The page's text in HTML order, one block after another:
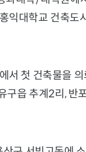
익대학교 건축도
서 첫 건축물을
읍 추계2리, 반